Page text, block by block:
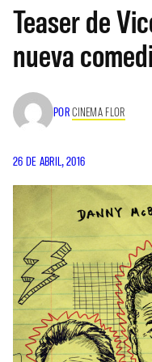
Teaser de
nueva
PORCINEMA FLOR
26 DE ABRIL, 2016